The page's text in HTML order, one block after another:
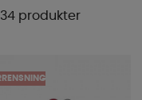
34 produkter